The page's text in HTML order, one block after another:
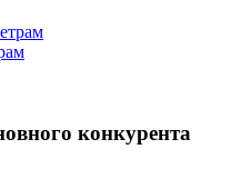
конкурента